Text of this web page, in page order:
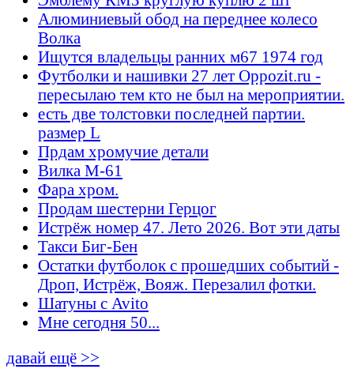
Алюминиевый обод на переднее колесо
Волка
Ищутся владельцы ранних м67 1974 год
Футболки и нашивки 27 лет Oppozit.ru -
пересылаю тем кто не был на мероприятии.
есть две толстовки последней партии.
размер L
Прдам хромучие детали
Вилка М-61
Фара хром.
Продам шестерни Герцог
Истрёж номер 47. Лето 2026. Вот эти даты
Такси Биг-Бен
Остатки футболок с прошедших событий -
Дроп, Истрёж, Вояж. Перезалил фотки.
Шатуны с Avito
Мне сегодня 50...
давай ещё >>